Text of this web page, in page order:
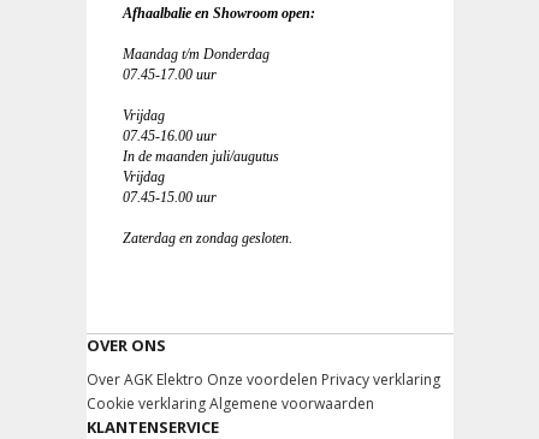
Afhaalbalie en Showroom open:
Maandag t/m Donderdag
07.45-17.00 uur
Vrijdag
07.45-16.00 uur
In de maanden juli/augutus
Vrijdag
07.45-15.00 uur
Zaterdag en zondag gesloten.
OVER ONS
Over AGK Elektro Onze voordelen Privacy verklaring
Cookie verklaring Algemene voorwaarden
KLANTENSERVICE